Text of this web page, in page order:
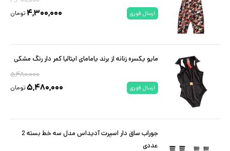
ارسال فوری ۴,۳۰۰,۰۰۰ تومان
مایو یکسره زنانه از برند یامامای ایتالیا کمر دار رنگ مشکی
۵,۴۸۰,۰۰۰
ارسال فوری ۵,۴۸۰,۰۰۰ تومان
جوراب ساق دار اسپرت آدیداس مدل سه خط بسته 2
عددی